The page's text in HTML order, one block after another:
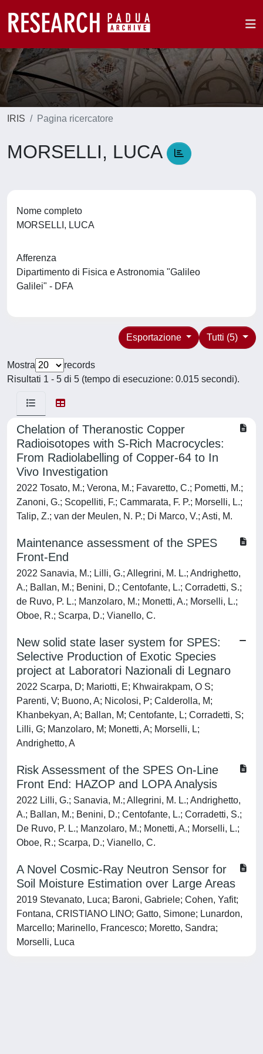
IRIS Pagina ricercatore
MORSELLI, LUCA
Nome completo
MORSELLI, LUCA
Afferenza
Dipartimento di Fisica e Astronomia "Galileo
Galilei" - DFA
Tutti (5)
Esportazione
Mostra
records
Risultati 1 - 5 di 5 (tempo di esecuzione: 0.015 secondi).
Chelation of Theranostic Copper
Radioisotopes with S-Rich Macrocycles:
From Radiolabelling of Copper-64 to In
Vivo Investigation
2022 Tosato, M.; Verona, M.; Favaretto, C.; Pometti, M.;
Zanoni, G.; Scopelliti, F.; Cammarata, F. P.; Morselli, L.;
Talip, Z.; van der Meulen, N. P.; Di Marco, V.; Asti, M.
Maintenance assessment of the SPES
Front-End
2022 Sanavia, M.; Lilli, G.; Allegrini, M. L.; Andrighetto,
A.; Ballan, M.; Benini, D.; Centofante, L.; Corradetti, S.;
de Ruvo, P. L.; Manzolaro, M.; Monetti, A.; Morselli, L.;
Oboe, R.; Scarpa, D.; Vianello, C.
New solid state laser system for SPES:
Selective Production of Exotic Species
project at Laboratori Nazionali di Legnaro
2022 Scarpa, D; Mariotti, E; Khwairakpam, O S;
Parenti, V; Buono, A; Nicolosi, P; Calderolla, M;
Khanbekyan, A; Ballan, M; Centofante, L; Corradetti, S;
Lilli, G; Manzolaro, M; Monetti, A; Morselli, L;
Andrighetto, A
Risk Assessment of the SPES On-Line
Front End: HAZOP and LOPA Analysis
2022 Lilli, G.; Sanavia, M.; Allegrini, M. L.; Andrighetto,
A.; Ballan, M.; Benini, D.; Centofante, L.; Corradetti, S.;
De Ruvo, P. L.; Manzolaro, M.; Monetti, A.; Morselli, L.;
Oboe, R.; Scarpa, D.; Vianello, C.
A Novel Cosmic-Ray Neutron Sensor for
Soil Moisture Estimation over Large Areas
2019 Stevanato, Luca; Baroni, Gabriele; Cohen, Yafit;
Fontana, CRISTIANO LINO; Gatto, Simone; Lunardon,
Marcello; Marinello, Francesco; Moretto, Sandra;
Morselli, Luca